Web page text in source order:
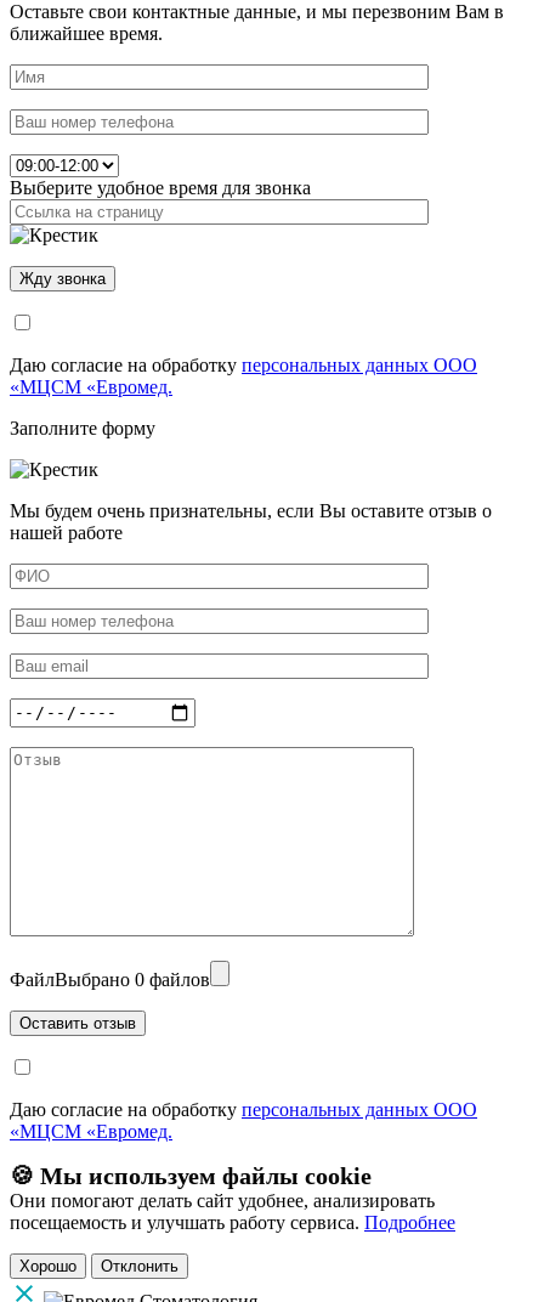
Оставьте свои контактные данные, и мы перезвоним Вам в
ближайшее время.
Выберите удобное время для звонка
Даю согласие на обработку персональных данных ООО
«МЦСМ «Евромед.
Заполните форму
Мы будем очень признательны, если Вы оставите отзыв о
нашей работе
ФайлВыбрано 0 файлов
Даю согласие на обработку персональных данных ООО
«МЦСМ «Евромед.
🍪 Мы используем файлы cookie
Они помогают делать сайт удобнее, анализировать
посещаемость и улучшать работу сервиса. Подробнее
Хорошо Отклонить